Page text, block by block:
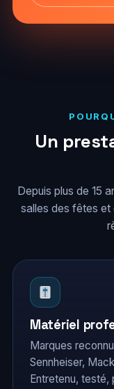
Un
Depuis plus de 15
salles des fêtes et
Matériel
Marques
Sennheiser,
Entretenu, testé,